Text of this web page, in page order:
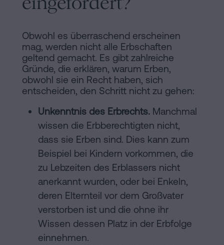
Obwohl es überraschend erscheinen
mag, werden nicht alle Erbschaften
geltend gemacht. Es gibt zahlreiche
Gründe, die erklären, warum Erben,
obwohl sie ein Recht haben, sich
entscheiden, den Schritt nicht zu gehen:
Unkenntnis des Erbrechts. Manchmal
wissen die Erbberechtigten nicht,
dass sie Erben sind. Dies kann zum
Beispiel bei Kindern vorkommen, die
zu Lebzeiten des Erblassers nicht
anerkannt wurden, oder bei Enkeln,
deren Elternteil vor dem Großvater
verstorben ist und die ohne ihr
Wissen dessen Platz in der Erbfolge
einnehmen.